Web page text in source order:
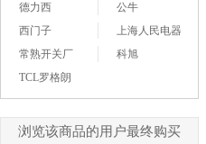
德力西
公牛
西门子
上海人民电器
常熟开关厂
科旭
TCL罗格朗
浏览该商品的用户最终购买